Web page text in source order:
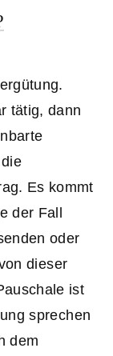
tätig, dann
Es kommt
der Fall
oder
dieser
ist
sprechen
dem